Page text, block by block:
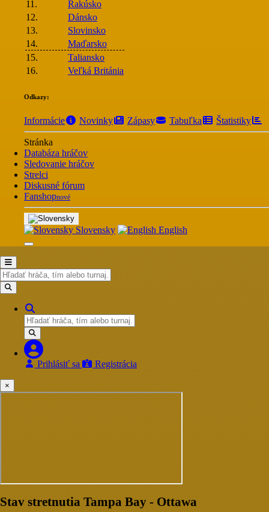
11.
Rakúsko
12.
Dánsko
13.
Slovinsko
14.
Maďarsko
15.
Taliansko
16.
Veľká Británia
Odkazy:
Informácie Novinky Zápasy Tabuľka Štatistiky
Stránka
Databáza hráčov
Sledovanie hráčov
Strelci
Diskusné fórum
Fanshopnové
Slovensky English
Prihlásiť sa Registrácia
×
Stav stretnutia Tampa Bay - Ottawa